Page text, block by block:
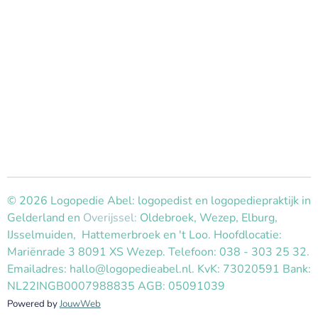
© 2026 Logopedie Abel: logopedist en logopediepraktijk in
Gelderland en Overijssel: Oldebroek, Wezep, Elburg,
IJsselmuiden, Hattemerbroek en 't Loo. Hoofdlocatie:
Mariënrade 3 8091 XS Wezep. Telefoon: 038 - 303 25 32.
Emailadres: hallo@logopedieabel.nl. KvK: 73020591 Bank:
NL22INGB0007988835 AGB: 05091039
Powered byJouwWeb